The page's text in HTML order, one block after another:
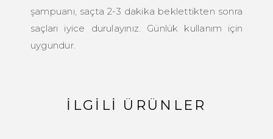
şampuanı, saçta 2-3 dakika beklettikten sonra
saçları iyice durulayınız. Günlük kullanım için
uygundur.
İLGILI ÜRÜNLER